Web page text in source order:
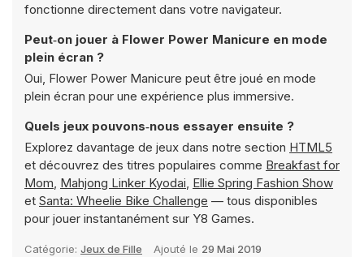
fonctionne directement dans votre navigateur.
Peut‑on jouer à Flower Power Manicure en mode
plein écran ?
Oui, Flower Power Manicure peut être joué en mode
plein écran pour une expérience plus immersive.
Quels jeux pouvons‑nous essayer ensuite ?
Explorez davantage de jeux dans notre section HTML5
et découvrez des titres populaires comme Breakfast for
Mom, Mahjong Linker Kyodai, Ellie Spring Fashion Show
et Santa: Wheelie Bike Challenge — tous disponibles
pour jouer instantanément sur Y8 Games.
Catégorie: Jeux de Fille Ajouté le 29 Mai 2019